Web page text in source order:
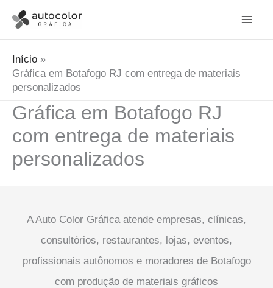
para
conteúdo
Início
Gráfica em Botafogo RJ com entrega de materiais
personalizados
Gráfica em Botafogo RJ
com entrega de materiais
personalizados
A Auto Color Gráfica atende empresas, clínicas,
consultórios, restaurantes, lojas, eventos,
profissionais autônomos e moradores de Botafogo
com produção de materiais gráficos